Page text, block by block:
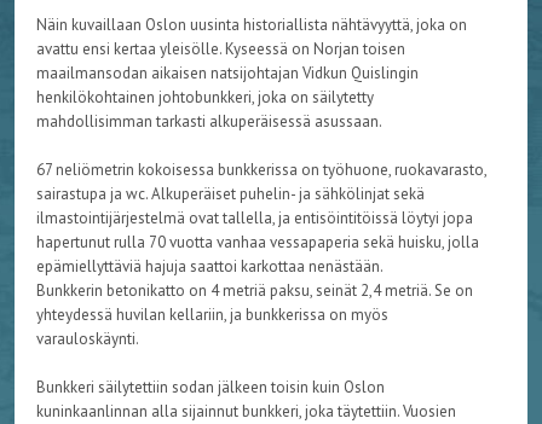
Näin kuvaillaan Oslon uusinta historiallista nähtävyyttä, joka on
avattu ensi kertaa yleisölle. Kyseessä on Norjan toisen
maailmansodan aikaisen natsijohtajan Vidkun Quislingin
henkilökohtainen johtobunkkeri, joka on säilytetty
mahdollisimman tarkasti alkuperäisessä asussaan.
67 neliömetrin kokoisessa bunkkerissa on työhuone, ruokavarasto,
sairastupa ja wc. Alkuperäiset puhelin- ja sähkölinjat sekä
ilmastointijärjestelmä ovat tallella, ja entisöintitöissä löytyi jopa
hapertunut rulla 70 vuotta vanhaa vessapaperia sekä huisku, jolla
epämiellyttäviä hajuja saattoi karkottaa nenästään.
Bunkkerin betonikatto on 4 metriä paksu, seinät 2,4 metriä. Se on
yhteydessä huvilan kellariin, ja bunkkerissa on myös
varauloskäynti.
Bunkkeri säilytettiin sodan jälkeen toisin kuin Oslon
kuninkaanlinnan alla sijainnut bunkkeri, joka täytettiin. Vuosien